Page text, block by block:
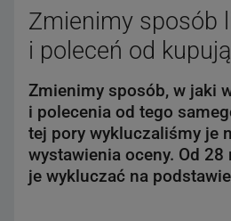
Zmienimy sposób
i poleceń od
Zmienimy sposób, w jaki
i polecenia od tego
tej pory wykluczaliśmy je
wystawienia oceny. Od
je wykluczać na